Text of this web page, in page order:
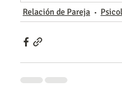
Relación de Pareja